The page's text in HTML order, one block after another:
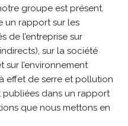
groupe est présent.
un rapport sur les
de l’entreprise sur
sur la société
sur l’environnement
effet de serre et pollution
publiées dans un rapport
que nous mettons en